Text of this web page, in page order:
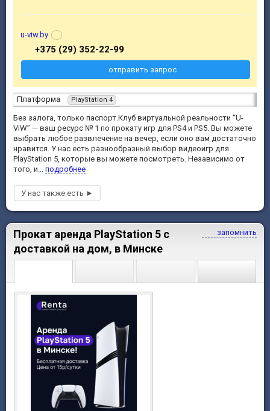
Платформа PlayStation 4
Без залога, только паспорт.Клуб виртуальной реальности “U-
ViW” — ваш ресурс № 1 по прокату игр для PS4 и PS5. Вы можете
выбрать любое развлечение на вечер, если оно вам достаточно
нравится. У нас есть разнообразный выбор видеоигр для
PlayStation 5, которые вы можете посмотреть. Независимо от
того, и... подробнее
u-viw.by
+375 (29) 352-22-99
отправить запрос
запомнить
Прокат аренда PlayStation 5 с
доставкой на дом, в Минске